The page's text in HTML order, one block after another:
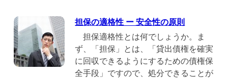
担保の適格性 ー 安全性の原則
担保適格性とは何でしょうか。ま
ず、「担保」とは、「貸出債権を確実
に回収できるようにするための債権保
全手段」ですので、処分できることが